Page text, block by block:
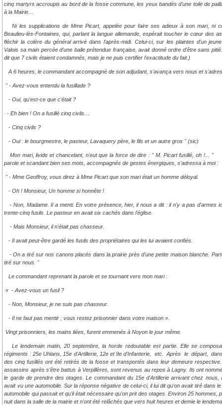
cinq martyrs accroupis au bord de la fosse commune, les yeux bandés d'une toile de
à la Mairie…
Ni les supplications de Mme Picart, appelée pour faire ses adieux à son mari, ni
Beaulieu-lès-Fontaines, qui, parlant la langue allemande, espérait toucher le cœur des
fléchir la colère du général arrivé dans l'après-midi. Celui-ci, sur les plaintes d'un
Valois sa main percée d'une balle prétendue française, avait donné ordre d'être sans
dit que 7 civils étaient condamnés, mais je ne puis certifier l'exactitude du fait.)
A 6 heures, le commandant accompagné de son adjudant, s'avança vers nous et
" - Avez-vous entendu la fusillade ?
- Oui, qu'est-ce que c'était ?
- Eh bien ! On a fusillé cinq civils…
- Cinq civils ?
- Oui : le bourgmestre, le pasteur, Lavaquery père, le fils et un autre gros " (sic)
Mon mari, livide et chancelant, n'eut que la force de dire : " M. Picart fusillé, oh
parole et scandant bien ses mots, accompagnés de gestes énergiques, s'adressa à moi :
" - Mme Geoffroy, vous direz à Mme Picart que son mari était un homme déloyal.
- Oh ! Monsieur, Un homme si honnête !
- Non, Madame. Il a menti. En votre présence, hier, il nous a dit : il n'y a pas d'armes
trente-cinq fusils. Le pasteur en avait six cachés dans l'église.
- Mais Monsieur, il n'était pas chasseur.
- Il avait peut-être gardé les fusils des propriétaires qui les lui avaient confiés.
- On a tiré sur nos canons placés dans la prairie près d'une petite maison blanche.
tiré sur nous. "
Le commandant reprenant la parole et se tournant vers mon mari :
« - Avez-vous un fusil ?
- Non, Monsieur, je ne suis pas chasseur.
- Il ne faut pas mentir ; vous restez prisonnier dans votre maison ».
Vingt prisonniers, les mains liées, furent emmenés à Noyon le jour même.
Le lendemain matin, 20 septembre, la horde redoutable est partie. Elle se
régiments : 25e Uhlans, 15e d'Artillerie, 12e et 9e d'Infanterie, etc. Après le départ,
des cinq fusillés ont été retirés de la fosse et transportés dans leur demeure
assassins après s'être battus à Verpillères, sont revenus au repos à Lagny. Ils ont
le garde de prendre des otages. Le commandant du 15e d'Artillerie arrivant chez nous,
avait vu une automobile. Sur la réponse négative de celui-ci, il lui dit qu'on avait tiré dans
automobile qui passait et qu'il était nécessaire qu'on prit des otages. Environ 25 hommes,
nuit dans la salle de la mairie et n'ont été relâchés que vers huit heures et demie le